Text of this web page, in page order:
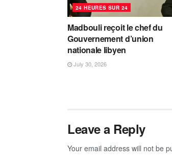
24 HEURES SUR 24
Madbouli reçoit le chef du
Gouvernement d’union
nationale libyen
July 30, 2026
Leave a Reply
Your email address will not be